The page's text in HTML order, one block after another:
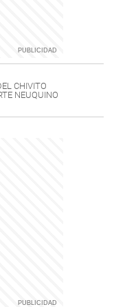
CHIVITO
NEUQUINO